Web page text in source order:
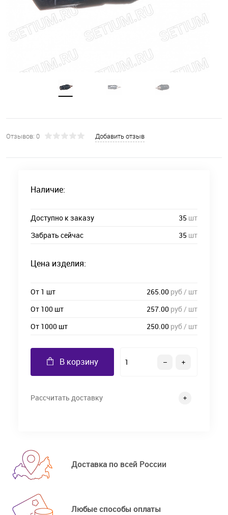
Отзывов: 0 Добавить отзыв
Наличие:
Доступно к заказу 35 шт
Забрать сейчас
35 шт
Цена изделия:
От 1 шт 265.00 руб / шт
От 100 шт
257.00 руб / шт
От 1000 шт
250.00 руб / шт
В корзину
Рассчитать доставку
Доставка по всей России
Любые способы оплаты